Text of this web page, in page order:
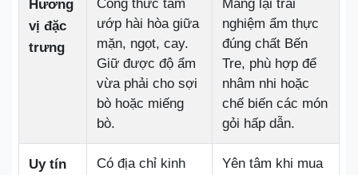
Hương
vị đặc
trưng
Công thức tẩm
ướp hài hòa giữa
mặn, ngọt, cay.
Giữ được độ ẩm
vừa phải cho sợi
bò hoặc miếng
bò.
Mang lại trải
nghiệm ẩm thực
đúng chất Bến
Tre, phù hợp để
nhâm nhi hoặc
chế biến các món
gỏi hấp dẫn.
Uy tín
Có địa chỉ kinh
Yên tâm khi mua